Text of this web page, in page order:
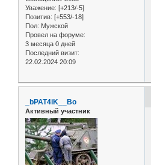
Уважение: [+213/-5]
Позитив: [+553/-18]
Пол: Мужской
Провел на форуме:
3 месяца 0 дней
Последний визит:
22.02.2024 20:09
_bPAT4iK__Bo
Активный участник